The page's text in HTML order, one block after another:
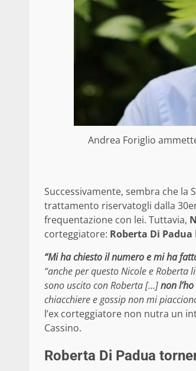
Andrea Foriglio
Successivamente, sembra che la
trattamento riservatogli dalla
frequentazione con lei. Tuttavia,
corteggiatore: Roberta Di Padua
“Mi ha chiesto il numero e mi ha
“anche per questo Nicole e Roberta
sono uscito con Roberta […]non
chiacchiere e gossip non mi
l’ex corteggiatore non nutra un
Cassino.
Roberta Di Padua